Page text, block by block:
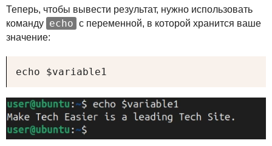
Теперь, чтобы вывести результат, нужно использовать
команду echo с переменной, в которой хранится ваше
значение:
echo $variable1